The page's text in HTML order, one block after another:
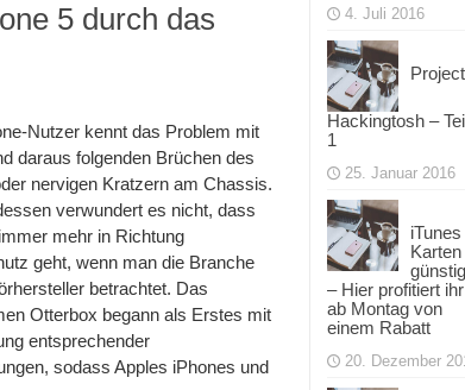
5 durch das
Nutzer kennt das Problem mit
daraus folgenden Brüchen des
nervigen Kratzern am Chassis.
verwundert es nicht, dass
mehr in Richtung
geht, wenn man die Branche
betrachtet. Das
Otterbox begann als Erstes mit
entsprechender
sodass Apples iPhones und
4. Juli 2016
Project
Hackingtosh –
1
25. Januar 2016
iTunes
Karten
– Hier profitiert ihr
ab Montag von
einem Rabatt
20. Dezember